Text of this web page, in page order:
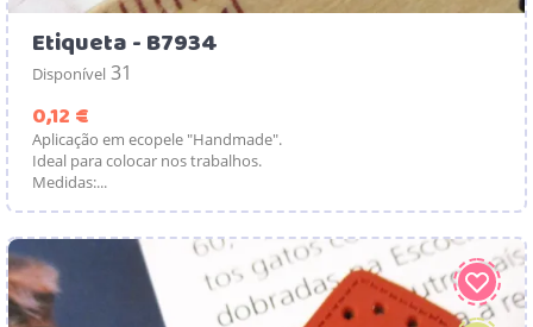
Etiqueta - B7934
Disponível 31
0,12 €
Aplicação em ecopele "Handmade".
Ideal para colocar nos trabalhos.
Medidas:...